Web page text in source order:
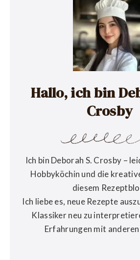
Hallo, ich bin
Crosby
Ich bin Deborah S. Crosby –
Hobbyköchin und die
diesem
Ich liebe es, neue Rezepte
Klassiker neu zu
Erfahrungen mit